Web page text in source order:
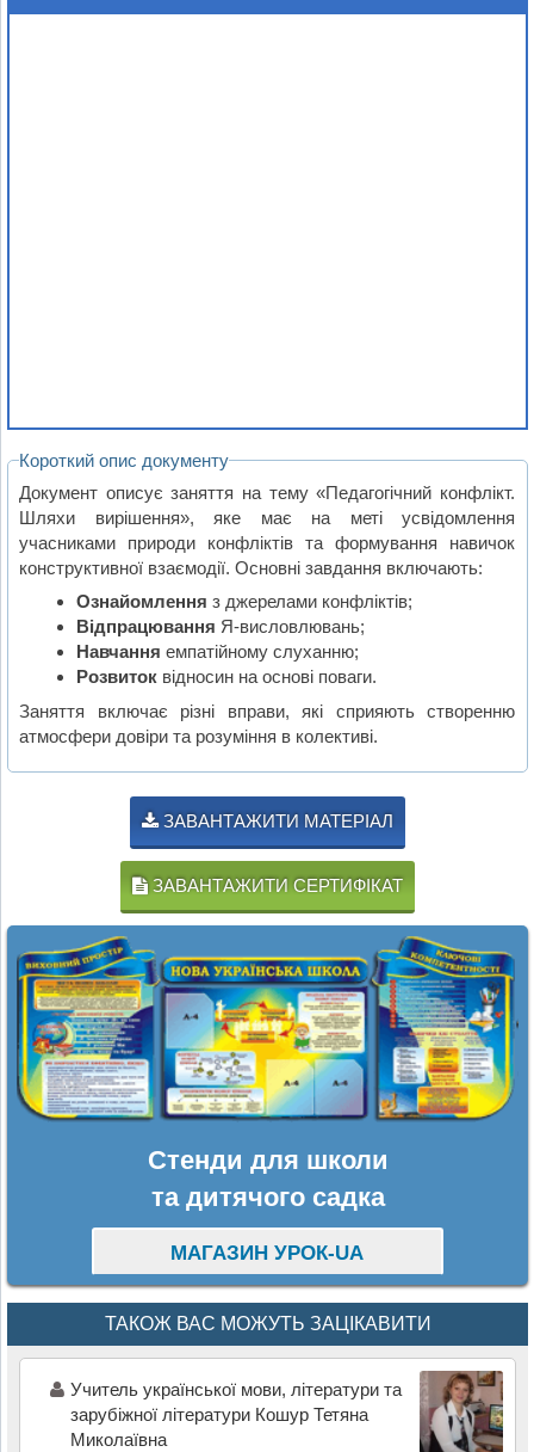
Короткий опис документу
Документ описує заняття на тему «Педагогічний конфлікт.
Шляхи вирішення», яке має на меті усвідомлення
учасниками природи конфліктів та формування навичок
конструктивної взаємодії. Основні завдання включають:
Ознайомлення з джерелами конфліктів;
Відпрацювання Я-висловлювань;
Навчання емпатійному слуханню;
Розвитоквідносин на основі поваги.
Заняття включає різні вправи, які сприяють створенню
атмосфери довіри та розуміння в колективі.
ЗАВАНТАЖИТИ МАТЕРІАЛ
ЗАВАНТАЖИТИ СЕРТИФІКАТ
Стенди для школи
та дитячого садка
МАГАЗИН УРОК-UA
ТАКОЖ ВАС МОЖУТЬ ЗАЦІКАВИТИ
Учитель української мови, літератури та
зарубіжної літератури Кошур Тетяна
Миколаївна